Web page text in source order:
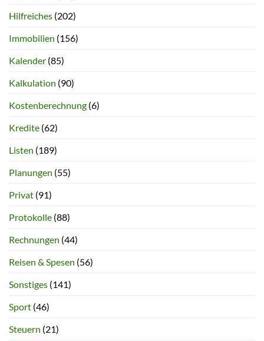
Hilfreiches (202)
Immobilien (156)
Kalender (85)
Kalkulation (90)
Kostenberechnung (6)
Kredite (62)
Listen (189)
Planungen (55)
Privat (91)
Protokolle (88)
Rechnungen (44)
Reisen & Spesen (56)
Sonstiges (141)
Sport (46)
Steuern (21)